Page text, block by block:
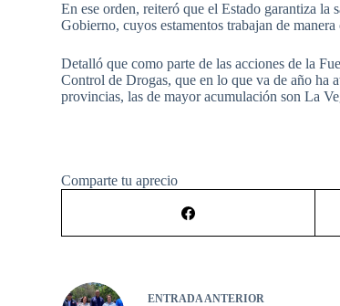
En ese orden, reiteró que el Estado garantiza
Gobierno, cuyos estamentos trabajan de manera
Detalló que como parte de las acciones de la
Control de Drogas, que en lo que va de año ha
provincias, las de mayor acumulación son La
Comparte tu aprecio
ENTRADA ANTERIOR